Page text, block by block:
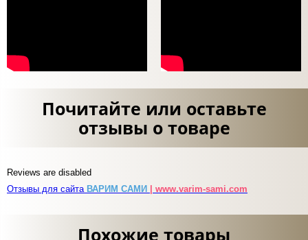
Почитайте или оставьте
отзывы о товаре
Reviews are disabled
Отзывы для сайта ВАРИМ САМИ | www.varim-sami.com
Похожие товары